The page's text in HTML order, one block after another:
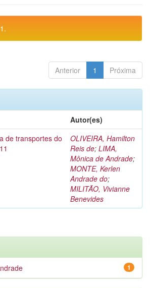
Anterior 1 Próxima
Autor(es)
de transportes do
OLIVEIRA, Hamilton
Reis de; LIMA,
Mônica de Andrade;
MONTE, Kerlen
Andrade do;
MILITÃO, Vivianne
Benevides
1